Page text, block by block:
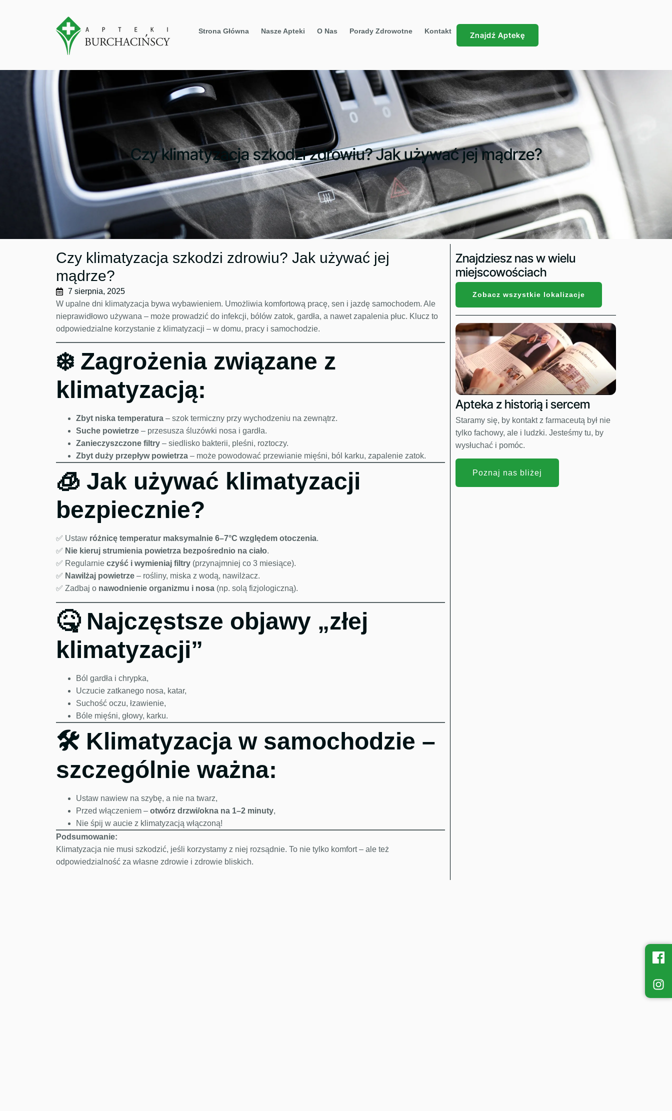
Strona Główna Nasze Apteki O Nas Porady Zdrowotne Kontakt Znajdź Aptekę
Czy klimatyzacja szkodzi zdrowiu? Jak używać jej mądrze?
Czy klimatyzacja szkodzi zdrowiu? Jak używać jej
mądrze?
7 sierpnia, 2025
W upalne dni klimatyzacja bywa wybawieniem. Umożliwia komfortową pracę, sen i jazdę samochodem. Ale
nieprawidłowo używana – może prowadzić do infekcji, bólów zatok, gardła, a nawet zapalenia płuc. Klucz to
odpowiedzialne korzystanie z klimatyzacji – w domu, pracy i samochodzie.
❄️ Zagrożenia związane z
klimatyzacją:
Zbyt niska temperatura – szok termiczny przy wychodzeniu na zewnątrz.
Suche powietrze – przesusza śluzówki nosa i gardła.
Zanieczyszczone filtry – siedlisko bakterii, pleśni, roztoczy.
Zbyt duży przepływ powietrza – może powodować przewianie mięśni, ból karku, zapalenie zatok.
🧊 Jak używać klimatyzacji
bezpiecznie?
✅ Ustaw różnicę temperatur maksymalnie 6–7°C względem otoczenia.
✅ Nie kieruj strumienia powietrza bezpośrednio na ciało.
✅ Regularnie czyść i wymieniaj filtry (przynajmniej co 3 miesiące).
✅ Nawilżaj powietrze – rośliny, miska z wodą, nawilżacz.
✅ Zadbaj o nawodnienie organizmu i nosa (np. solą fizjologiczną).
🤒 Najczęstsze objawy „złej
klimatyzacji”
Ból gardła i chrypka,
Uczucie zatkanego nosa, katar,
Suchość oczu, łzawienie,
Bóle mięśni, głowy, karku.
🛠️ Klimatyzacja w samochodzie –
szczególnie ważna:
Ustaw nawiew na szybę, a nie na twarz,
Przed włączeniem – otwórz drzwi/okna na 1–2 minuty,
Nie śpij w aucie z klimatyzacją włączoną!
Podsumowanie:
Klimatyzacja nie musi szkodzić, jeśli korzystamy z niej rozsądnie. To nie tylko komfort – ale też
odpowiedzialność za własne zdrowie i zdrowie bliskich.
Znajdziesz nas w wielu
miejscowościach
Zobacz wszystkie lokalizacje
Apteka z historią i sercem
Staramy się, by kontakt z farmaceutą był nie
tylko fachowy, ale i ludzki. Jesteśmy tu, by
wysłuchać i pomóc.
Poznaj nas bliżej